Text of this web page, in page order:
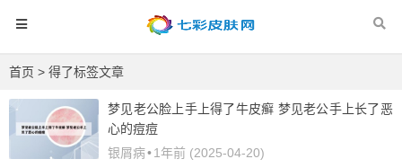
首页 > 得了标签文章
梦见老公脸上手上得了牛皮癣 梦见老公手上长了恶
心的痘痘
银屑病•1年前 (2025-04-20)